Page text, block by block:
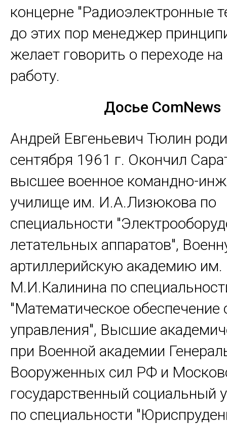
концерне "Радиоэлектронные
до этих пор менеджер
желает говорить о переходе
работу.
Досье ComNews
Андрей Евгеньевич Тюлин
сентября 1961 г. Окончил
высшее военное командно-
училище им. И.А.Лизюкова по
специальности
летательных аппаратов",
артиллерийскую академию им.
М.И.Калинина по
"Математическое обеспечение
управления", Высшие
при Военной академии
Вооруженных сил РФ и
государственный социальный
по специальности